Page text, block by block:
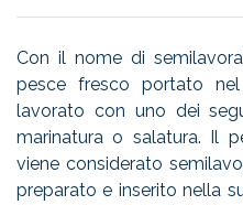
Con il nome di
pesce fresco portato
lavorato con uno dei
marinatura o salatura. Il
viene considerato
preparato e inserito nella